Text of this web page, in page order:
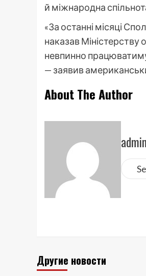
й міжнародна
«За останні місяці
наказав Міністерству
невпинно
— заявив
About The Author
admin
Другие новости